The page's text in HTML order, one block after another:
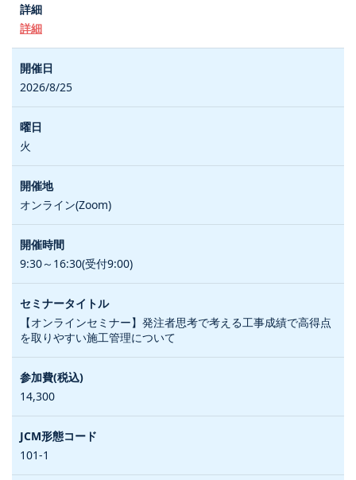
詳細
2026/8/25
火
オンライン(Zoom)
9:30～16:30(受付9:00)
【オンラインセミナー】発注者思考で考える工事成績で高得点
を取りやすい施工管理について
14,300
101-1